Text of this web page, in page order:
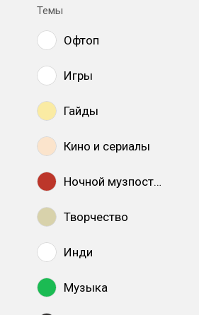
Темы
Офтоп
Игры
Гайды
Кино и сериалы
Ночной музпостинг
Творчество
Инди
Музыка